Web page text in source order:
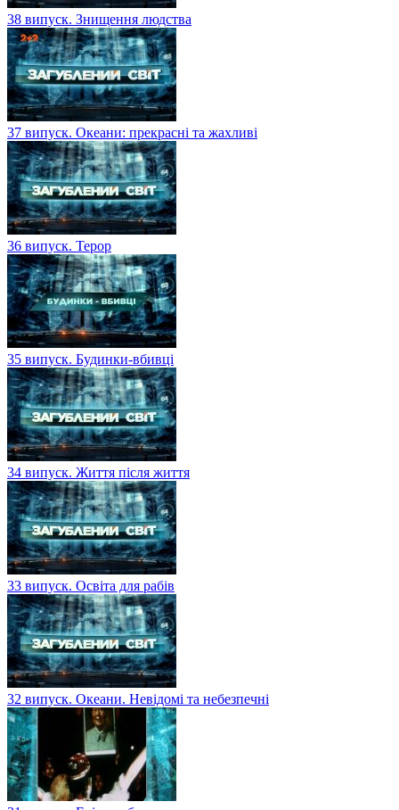
38 випуск. Знищення людства
37 випуск. Океани: прекрасні та жахливі
36 випуск. Терор
35 випуск. Будинки-вбивці
34 випуск. Життя після життя
33 випуск. Освіта для рабів
32 випуск. Океани. Невідомі та небезпечні